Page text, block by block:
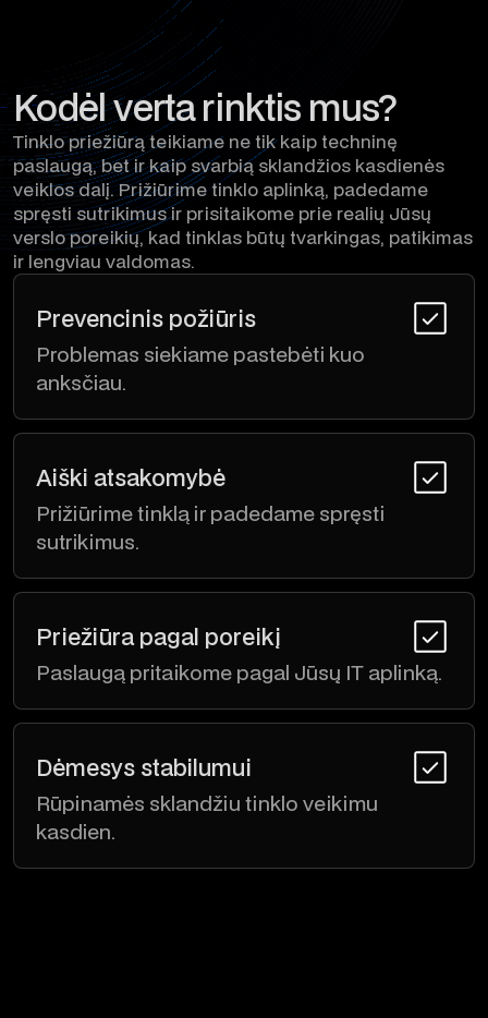
Kodėl verta rinktis mus?
Tinklo priežiūrą teikiame ne tik kaip techninę
paslaugą, bet ir kaip svarbią sklandžios kasdienės
veiklos dalį. Prižiūrime tinklo aplinką, padedame
spręsti sutrikimus ir prisitaikome prie realių Jūsų
verslo poreikių, kad tinklas būtų tvarkingas, patikimas
ir lengviau valdomas.
Prevencinis požiūris
Problemas siekiame pastebėti kuo
anksčiau.
Aiški atsakomybė
Prižiūrime tinklą ir padedame spręsti
sutrikimus.
Priežiūra pagal poreikį
Paslaugą pritaikome pagal Jūsų IT aplinką.
Dėmesys stabilumui
Rūpinamės sklandžiu tinklo veikimu
kasdien.